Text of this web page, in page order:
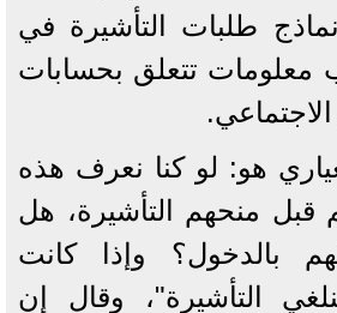
طلبات التأشيرة في
لطلب معلومات تتعلق بحسابات
هو: لو كنا نعرف هذه
قبل منحهم التأشيرة، هل
بالدخول؟ وإذا كانت
التأشيرة"، وقال إن